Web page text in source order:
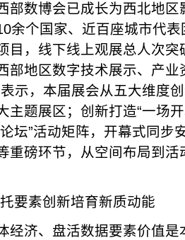
部数博会已成长为西北地
余个国家、近百座城市代
目，线下线上观展总人次突
部地区数字技术展示、产
示，本届展会从五大维度
主题展区；创新打造“一场
坛”活动矩阵，开幕式同步
重磅环节，从空间布局到活
要素创新培育新质动能
经济、盘活数据要素价值